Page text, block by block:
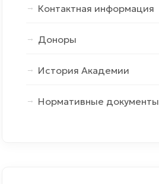
Контактная информация
Доноры
История Академии
Нормативные документы